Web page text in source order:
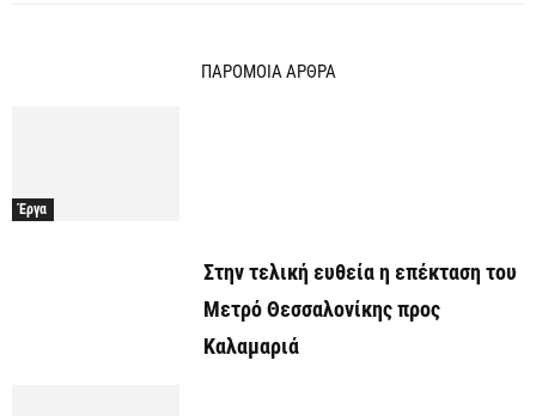
ΠΑΡΟΜΟΙΑ ΑΡΘΡΑ
Έργα
Στην τελική ευθεία η επέκταση του
Μετρό Θεσσαλονίκης προς
Καλαμαριά